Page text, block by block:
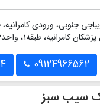
جنوبی، ورودی
کامرانیه، طبقه1، واحد3
09124966562
سیب سبز